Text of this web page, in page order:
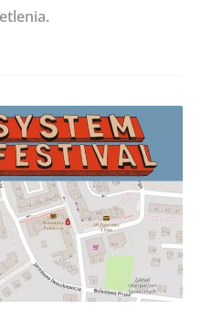
tej przeglądarce podczas